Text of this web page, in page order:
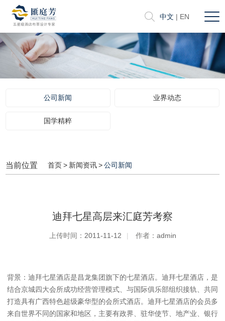
中文 | EN
公司新闻 业界动态
国学精粹
当前位置 首页 > 新闻资讯 > 公司新闻
迪拜七星高层来汇庭芳考察
上传时间： 2011-11-12 | 作者： admin
背景：迪拜七星酒店是昌龙集团旗下的七星酒店。迪拜七星酒店，是
结合京城四大会所成功经营管理模式、与国际俱乐部组织接轨、共同
打造具有广西特色超级豪华型的会所式酒店。迪拜七星酒店的会员多
来自世界不同的国家和地区，主要有政界、驻华使节、地产业、银行